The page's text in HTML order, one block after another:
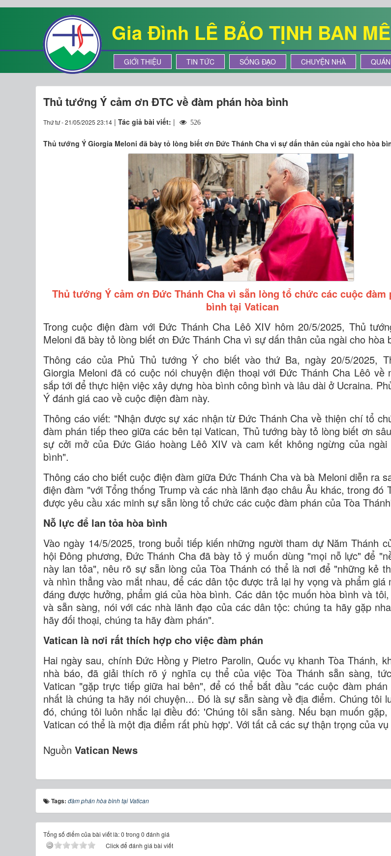
Gia Đình LÊ BẢO TỊNH BAN
GIỚI THIỆU TIN TỨC SỐNG ĐẠO CHUYỆN NHÀ
Thủ tướng Ý cảm ơn ĐTC về đàm phán hòa bình
Thứ tư - 21/05/2025 23:14 | Tác giả bài viết: | 526
Thủ tướng Ý Giorgia Meloni đã bày tỏ lòng biết ơn Đức Thánh Cha vì sự dấn thân của ngài cho hòa
Thủ tướng Ý cảm ơn Đức Thánh Cha vì sẵn lòng tổ chức các cuộc đàm
bình tại Vatican
Trong cuộc điện đàm với Đức Thánh Cha Lêô XIV hôm 20/5/2025, Thủ
Meloni đã bày tỏ lòng biết ơn Đức Thánh Cha vì sự dấn thân của ngài cho hòa
Thông cáo của Phủ Thủ tướng Ý cho biết vào thứ Ba, ngày 20/5/2025,
Giorgia Meloni đã có cuộc nói chuyện điện thoại với Đức Thánh Cha Lêô về
sắp tới để thực hiện việc xây dựng hòa bình công bình và lâu dài ở Ucraina.
Ý đánh giá cao về cuộc điện đàm này.
Thông cáo viết: "Nhận được sự xác nhận từ Đức Thánh Cha về thiện chí tổ
đàm phán tiếp theo giữa các bên tại Vatican, Thủ tướng bày tỏ lòng biết ơn
sự cởi mở của Đức Giáo hoàng Lêô XIV và cam kết không ngừng của ngài
bình".
Thông cáo cho biết cuộc điện đàm giữa Đức Thánh Cha và bà Meloni diễn ra
điện đàm "với Tổng thống Trump và các nhà lãnh đạo châu Âu khác, trong đó
được yêu cầu xác minh sự sẵn lòng tổ chức các cuộc đàm phán của Tòa
Nỗ lực để lan tỏa hòa bình
Vào ngày 14/5/2025, trong buổi tiếp kiến ​​những người tham dự Năm Thánh
hội Đông phương, Đức Thánh Cha đã bày tỏ ý muốn dùng "mọi nỗ lực" để
này lan tỏa", nêu rõ sự sẵn lòng của Tòa Thánh có thể là nơi để "những kẻ
và nhìn thẳng vào mắt nhau, để các dân tộc được trả lại hy vọng và phẩm giá
đáng được hưởng, phẩm giá của hòa bình. Các dân tộc muốn hòa bình và
và sẵn sàng, nói với các nhà lãnh đạo của các dân tộc: chúng ta hãy gặp
hãy đối thoại, chúng ta hãy đàm phán".
Vatican là nơi rất thích hợp cho việc đàm phán
Hai ngày sau, chính Đức Hồng y Pietro Parolin, Quốc vụ khanh Tòa Thánh,
nhà báo, đã giải thích rõ ý nghĩa cụ thể của việc Tòa Thánh sẵn sàng,
Vatican "gặp trực tiếp giữa hai bên", để có thể bắt đầu "các cuộc đàm
nhất là chúng ta hãy nói chuyện... Đó là sự sẵn sàng về địa điểm. Chúng tôi
đó, chúng tôi luôn nhắc lại điều đó: 'Chúng tôi sẵn sàng. Nếu bạn muốn gặp,
Vatican có thể là một địa điểm rất phù hợp'. Với tất cả các sự thận trọng của vụ
Nguồn Vatican News
Tags: đàm phán hòa bình tại Vatican
Tổng số điểm của bài viết là: 0 trong 0 đánh giá
Click để đánh giá bài viết